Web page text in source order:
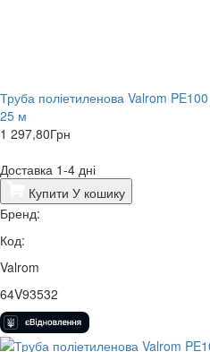
Труба поліетиленова Valrom
25 м
1 297,80Грн
Доставка 1-4 дні
Купити У кошику
Бренд:
Код:
Valrom
64V93532